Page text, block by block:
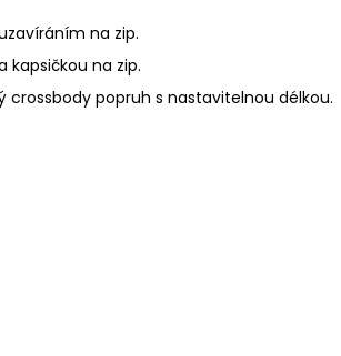
na zip.
kapsičkou na zip.
popruh s nastavitelnou délkou.